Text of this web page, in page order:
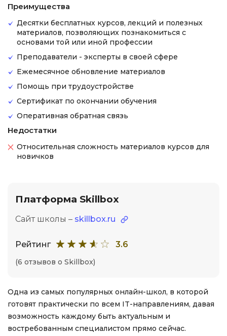
Преимущества
Десятки бесплатных курсов, лекций и полезных
материалов, позволяющих познакомиться с
основами той или иной профессии
Преподаватели - эксперты в своей сфере
Ежемесячное обновление материалов
Помощь при трудоустройстве
Сертификат по окончании обучения
Оперативная обратная связь
Недостатки
Относительная сложность материалов курсов для
новичков
Платформа Skillbox
Сайт школы – skillbox.ru
Рейтинг 3.6
(6 отзывов о Skillbox)
Одна из самых популярных онлайн-школ, в которой
готовят практически по всем IT-направлениям, давая
возможность каждому быть актуальным и
востребованным специалистом прямо сейчас.